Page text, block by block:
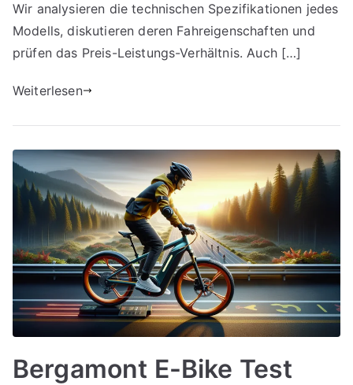
Wir analysieren die technischen Spezifikationen jedes
Modells, diskutieren deren Fahreigenschaften und
prüfen das Preis-Leistungs-Verhältnis. Auch […]
Weiterlesen
Bergamont E-Bike Test